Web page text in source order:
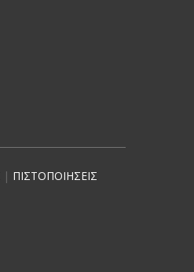
| ΠΙΣΤΟΠΟΙΗΣΕΙΣ